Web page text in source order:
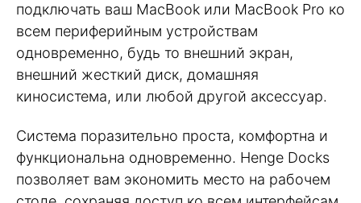
подключать ваш MacBook или MacBook Pro ко
всем периферийным устройствам
одновременно, будь то внешний экран,
внешний жесткий диск, домашняя
киносистема, или любой другой аксессуар.
Система поразительно проста, комфортна и
функциональна одновременно. Henge Docks
позволяет вам экономить место на рабочем